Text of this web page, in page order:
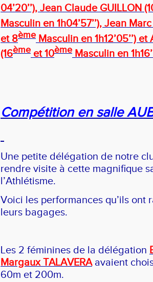
04’20’’), Jean Claude GUILLON
Masculin en 1h04’57’’), Jean
et 8ème Masculin en 1h12’05’’)
(16ème et 10ème Masculin en
Compétition en salle
Une petite délégation de notre
rendre visite à cette magnifique
l’Athlétisme.
Voici les performances qu’ils ont
leurs bagages.
Les 2 féminines de la délégation
Margaux TALAVERAavaient
60m et 200m.